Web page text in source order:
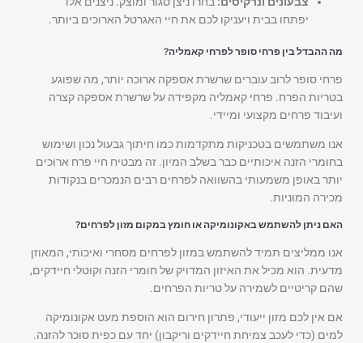
יפתחו בבית ויעניקו לכם את חיי האגרטל הארוכים ביותר.
מה ההבדל בין פרחי סופר לפרחי קאמליה?
פרחי סופר לרוב עוברים שרשרת אספקה ארוכה יותר, מה שפוגע
בטריות הפרח. פרחי קאמליה מקפידה על שרשרת אספקה קצרה
ועיבוד פרחים מקצועי ומיידי.
אנו משתמשים בטכניקות מתקדמות כמו חיתוך גבעול נכון ושימוש
בחומרי הזנה איכותיים כבר בשלב המיון. זה מבטיח חיי פרח ארוכים
יותר באופן משמעותי בהשוואה לפרחים רבים הנמכרים בנקודות
מכירה המוניות.
האם ניתן להשתמש באקונומיקה או חומץ במקום מזון לפרחים?
אנו ממליצים תמיד להשתמש במזון לפרחים מסחרי ואיכותי, המאוזן
מדעית. הוא מכיל את האיזון המדויק של חומרי הזנה וקוטלי חיידקים,
שהם קריטיים לשמירה על טריות הפרחים.
אם אין לכם מזון ייעודי, פתרון חירום הוא הוספת מעט אקונומיקה
למים (כדי לעכב צמיחת חיידקים וריקבון) יחד עם כפית סוכר להזנה.